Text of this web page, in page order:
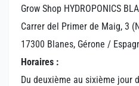
Grow Shop HYDROPONICS
Carrer del Primer de Maig, 3
17300 Blanes, Gérone /
Horaires :
Du deuxième au sixième jour